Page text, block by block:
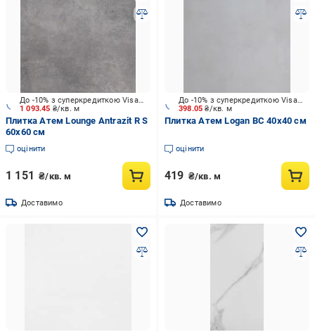
1 093.45 ₴/кв. м
До -10% з суперкредиткою Visa Вигода
Плитка Атем Lounge Antrazit R S
60x60 см
оцінити
1 151 ₴/кв. м
Доставимо
398.05₴/кв. м
До -10% з суперкредиткою Visa Вигода
Плитка Атем Logan BC 40х40 см
оцінити
419 ₴/кв. м
Доставимо